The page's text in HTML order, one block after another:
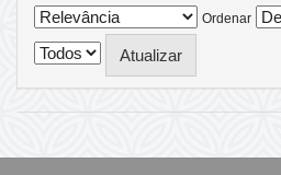
Ordenar